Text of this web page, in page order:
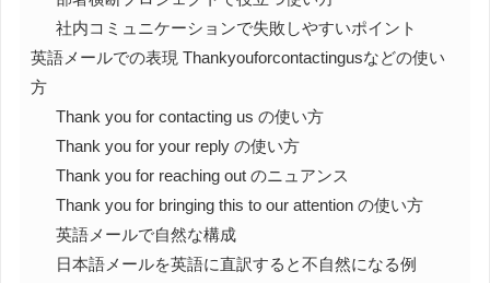
社内コミュニケーションで失敗しやすいポイント
英語メールでの表現 Thankyouforcontactingusなどの使い
方
Thank you for contacting us の使い方
Thank you for your reply の使い方
Thank you for reaching out のニュアンス
Thank you for bringing this to our attention の使い方
英語メールで自然な構成
日本語メールを英語に直訳すると不自然になる例